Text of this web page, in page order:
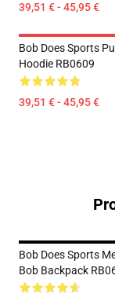
39,51 € - 45,95 €
Bob Does Sports
Hoodie RB0609
39,51 € - 45,95 €
Bob Does Sports
Bob Backpack